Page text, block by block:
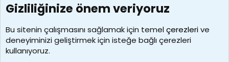
7390
Kullanıcılar
MosesBrownHayranı
Son üye
Gizliliğinize önem veriyoruz
Bu sitenin çalışmasını sağlamak için temelçerezlerive
deneyiminizi geliştirmek için isteğe bağlı çerezleri
kullanıyoruz.